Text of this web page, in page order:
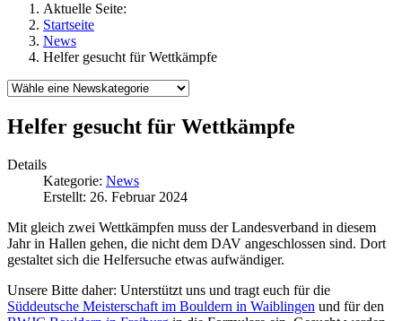
Aktuelle Seite:
Startseite
News
Helfer gesucht für Wettkämpfe
Helfer gesucht für Wettkämpfe
Details
Kategorie: News
Erstellt: 26. Februar 2024
Mit gleich zwei Wettkämpfen muss der Landesverband in diesem
Jahr in Hallen gehen, die nicht dem DAV angeschlossen sind. Dort
gestaltet sich die Helfersuche etwas aufwändiger.
Unsere Bitte daher: Unterstützt uns und tragt euch für die
Süddeutsche Meisterschaft im Bouldern in Waiblingen und für den